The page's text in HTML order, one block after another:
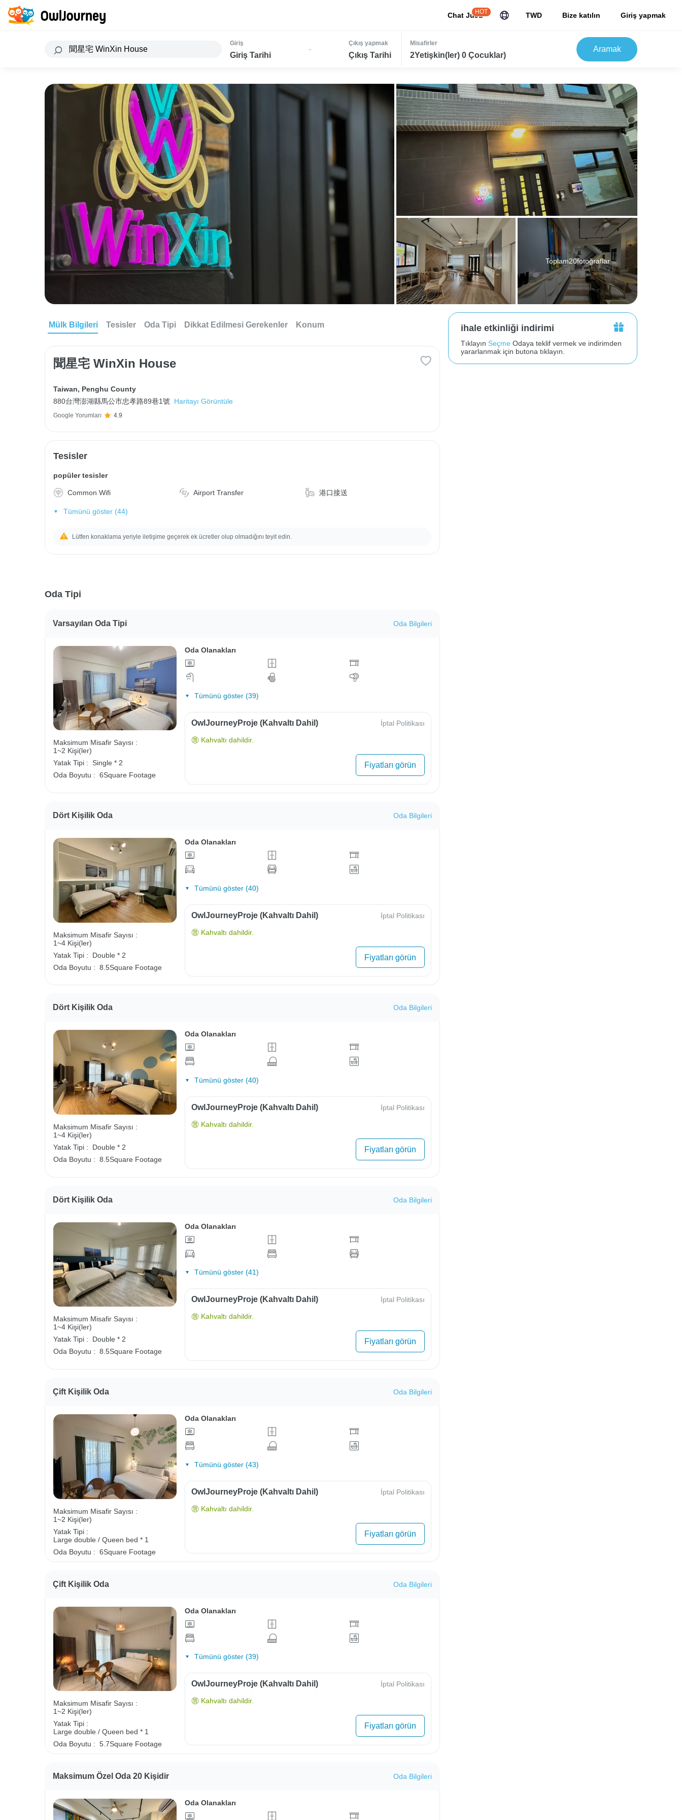
Chat JuJu
HOT TWD Bize katılın Giriş yapmak
Giriş
Giriş Tarihi
-
Çıkış yapmak
Çıkış Tarihi
Misafirler
2Yetişkin(ler) 0 Çocuklar)
Aramak
Toplam20fotoğraflar
Mülk Bilgileri Tesisler Oda Tipi Dikkat Edilmesi Gerekenler Konum
聞星宅 WinXin House
Taiwan, Penghu County
880台灣澎湖縣馬公市忠孝路89巷1號
Haritayı Görüntüle
Google Yorumları 4.9
Tesisler
popüler tesisler
Common Wifi Airport Transfer 港口接送
Tümünü göster (44)
Lütfen konaklama yeriyle iletişime geçerek ek ücretler olup olmadığını teyit edin.
Oda Tipi
Varsayılan Oda Tipi Oda Bilgileri
Maksimum Misafir Sayısı :
1~2 Kişi(ler)
Yatak Tipi :
Single * 2
Oda Boyutu : 6Square Footage
Oda Olanakları
Tümünü göster (39)
OwlJourneyProje (Kahvaltı Dahil) İptal Politikası
Kahvaltı dahildir.
Fiyatları görün
Dört Kişilik Oda Oda Bilgileri
Maksimum Misafir Sayısı :
1~4 Kişi(ler)
Yatak Tipi :
Double * 2
Oda Boyutu : 8.5Square Footage
Oda Olanakları
Tümünü göster (40)
OwlJourneyProje (Kahvaltı Dahil) İptal Politikası
Kahvaltı dahildir.
Fiyatları görün
Dört Kişilik Oda Oda Bilgileri
Maksimum Misafir Sayısı :
1~4 Kişi(ler)
Yatak Tipi :
Double * 2
Oda Boyutu : 8.5Square Footage
Oda Olanakları
Tümünü göster (40)
OwlJourneyProje (Kahvaltı Dahil) İptal Politikası
Kahvaltı dahildir.
Fiyatları görün
Dört Kişilik Oda Oda Bilgileri
Maksimum Misafir Sayısı :
1~4 Kişi(ler)
Yatak Tipi :
Double * 2
Oda Boyutu : 8.5Square Footage
Oda Olanakları
Tümünü göster (41)
OwlJourneyProje (Kahvaltı Dahil) İptal Politikası
Kahvaltı dahildir.
Fiyatları görün
Çift Kişilik Oda Oda Bilgileri
Maksimum Misafir Sayısı :
1~2 Kişi(ler)
Yatak Tipi :
Large double / Queen bed * 1
Oda Boyutu : 6Square Footage
Oda Olanakları
Tümünü göster (43)
OwlJourneyProje (Kahvaltı Dahil) İptal Politikası
Kahvaltı dahildir.
Fiyatları görün
Çift Kişilik Oda Oda Bilgileri
Maksimum Misafir Sayısı :
1~2 Kişi(ler)
Yatak Tipi :
Large double / Queen bed * 1
Oda Boyutu : 5.7Square Footage
Oda Olanakları
Tümünü göster (39)
OwlJourneyProje (Kahvaltı Dahil) İptal Politikası
Kahvaltı dahildir.
Fiyatları görün
Maksimum Özel Oda 20 Kişidir Oda Bilgileri
Oda Olanakları
ihale etkinliği indirimi
Tıklayın Seçme Odaya teklif vermek ve indirimden
yararlanmak için butona tıklayın.